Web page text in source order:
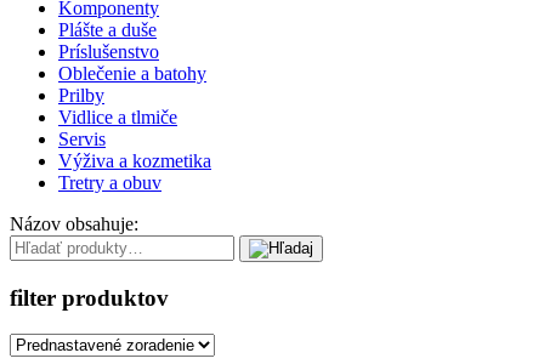
Komponenty
Plášte a duše
Príslušenstvo
Oblečenie a batohy
Prilby
Vidlice a tlmiče
Servis
Výživa a kozmetika
Tretry a obuv
Názov obsahuje:
filter produktov